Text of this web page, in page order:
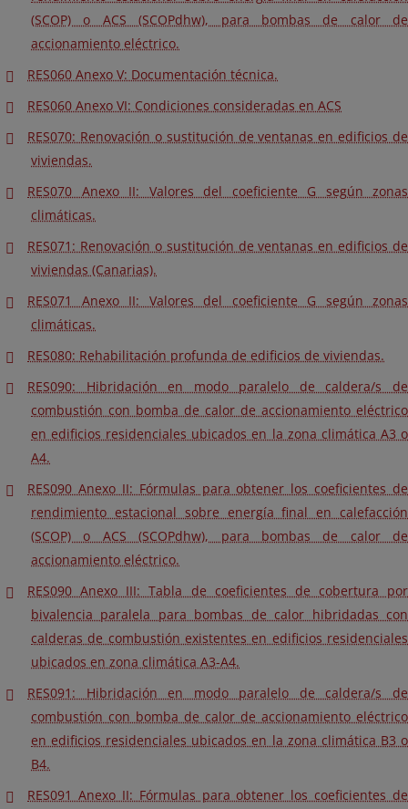
(SCOP) o ACS (SCOPdhw), para bombas de calor de
accionamiento eléctrico.
RES060 Anexo V: Documentación técnica.
RES060 Anexo VI: Condiciones consideradas en ACS
RES070: Renovación o sustitución de ventanas en edificios de
viviendas.
RES070 Anexo II: Valores del coeficiente G según zonas
climáticas.
RES071: Renovación o sustitución de ventanas en edificios de
viviendas (Canarias).
RES071 Anexo II: Valores del coeficiente G según zonas
climáticas.
RES080: Rehabilitación profunda de edificios de viviendas.
RES090: Hibridación en modo paralelo de caldera/s de
combustión con bomba de calor de accionamiento eléctrico
en edificios residenciales ubicados en la zona climática A3 o
A4.
RES090 Anexo II: Fórmulas para obtener los coeficientes de
rendimiento estacional sobre energía final en calefacción
(SCOP) o ACS (SCOPdhw), para bombas de calor de
accionamiento eléctrico.
RES090 Anexo III: Tabla de coeficientes de cobertura por
bivalencia paralela para bombas de calor hibridadas con
calderas de combustión existentes en edificios residenciales
ubicados en zona climática A3-A4.
RES091: Hibridación en modo paralelo de caldera/s de
combustión con bomba de calor de accionamiento eléctrico
en edificios residenciales ubicados en la zona climática B3 o
B4.
RES091 Anexo II: Fórmulas para obtener los coeficientes de